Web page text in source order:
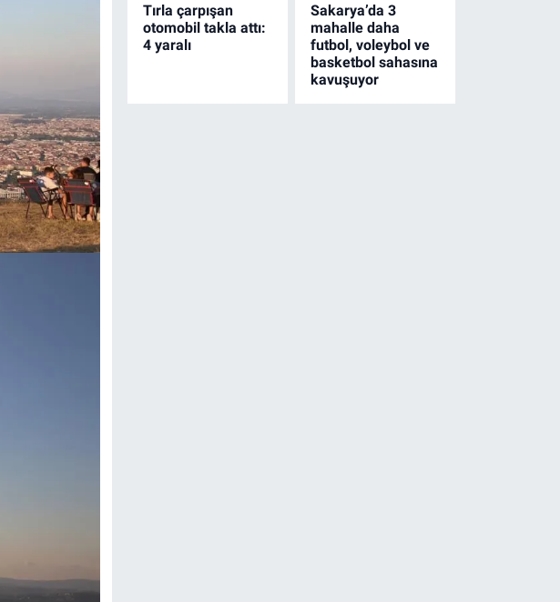
Tırla çarpışan
otomobil takla attı:
4 yaralı
Sakarya’da 3
mahalle daha
futbol, voleybol ve
basketbol sahasına
kavuşuyor